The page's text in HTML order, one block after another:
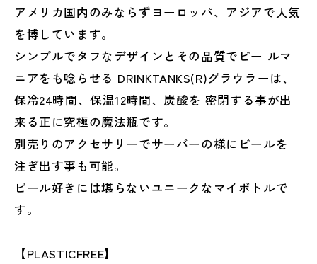
アメリカ国内のみならずヨーロッパ、アジアで人気
を博しています。
シンプルでタフなデザインとその品質でビー ルマ
ニアをも唸らせる DRINKTANKS(R)グラウラーは、
保冷24時間、保温12時間、炭酸を 密閉する事が出
来る正に究極の魔法瓶です。
別売りのアクセサリーでサーバーの様にビールを
注ぎ出す事も可能。
ビール好きには堪らないユニークなマイボトルで
す。
【PLASTICFREE】